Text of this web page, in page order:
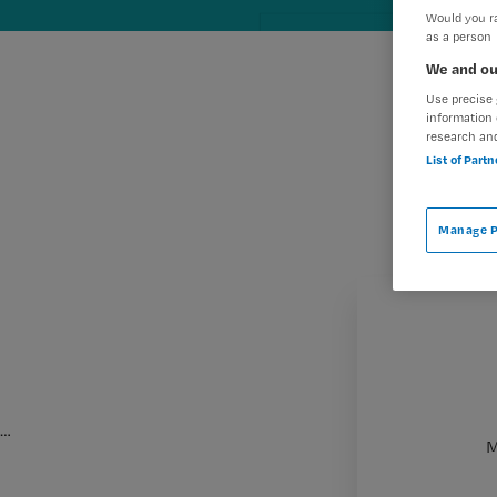
…
Would you
as a person
We and
Use
information
research
List of
Manage